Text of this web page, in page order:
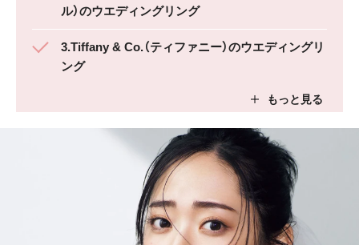
ル）のウエディングリング
3.Tiffany & Co.（ティファニー）のウエディングリ
ング